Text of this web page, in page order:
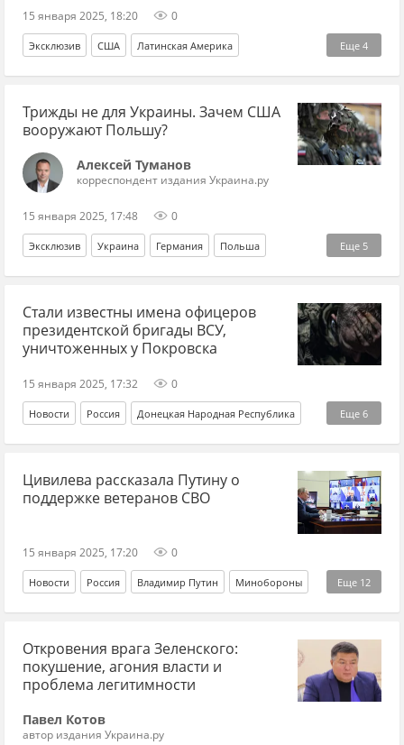
15 января 2025, 18:20 0
Еще 4
Эксклюзив США Латинская Америка
Николас Мадуро Дональд Трамп Куба
Лига Наций
Трижды не для Украины. Зачем США
вооружают Польшу?
Алексей Туманов
корреспондент издания Украина.ру
15 января 2025, 17:48 0
Еще 5
Эксклюзив Украина Германия Польша
Борис Писториус Джо Байден Контактная группа
НАТО Бундесвер
Стали известны имена офицеров
президентской бригады ВСУ,
уничтоженных у Покровска
15 января 2025, 17:32 0
Еще 6
Новости Россия Донецкая Народная Республика
Украина Владимир Рогов
Вооруженные силы Украины ликвидация
продвижение
Цивилева рассказала Путину о
поддержке ветеранов СВО
15 января 2025, 17:20 0
Еще 12
Новости Россия Владимир Путин Минобороны
Следственный комитет МВД СВО ветераны
социальная политика социальные выплаты
социальное государство социальная инфраструктура
Откровения врага Зеленского:
покушение, агония власти и
проблема легитимности
Павел Котов
автор издания Украина.ру